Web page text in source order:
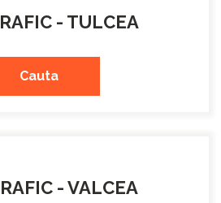
- TULCEA
Cauta
- VALCEA